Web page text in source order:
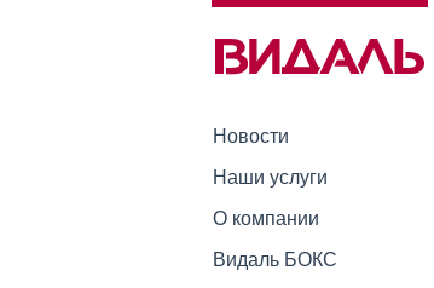
Новости
Наши услуги
О компании
Видаль БОКС